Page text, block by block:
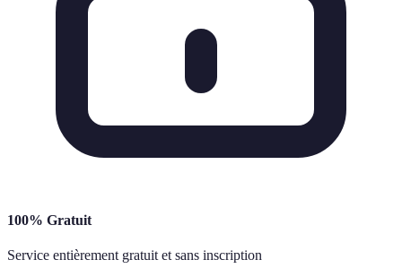
100% Gratuit
Service entièrement gratuit et sans inscription